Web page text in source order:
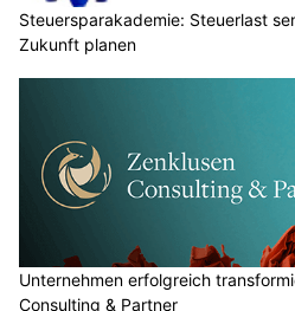
Steuersparakademie: Steuerlast
Zukunft planen
Unternehmen erfolgreich
Consulting & Partner